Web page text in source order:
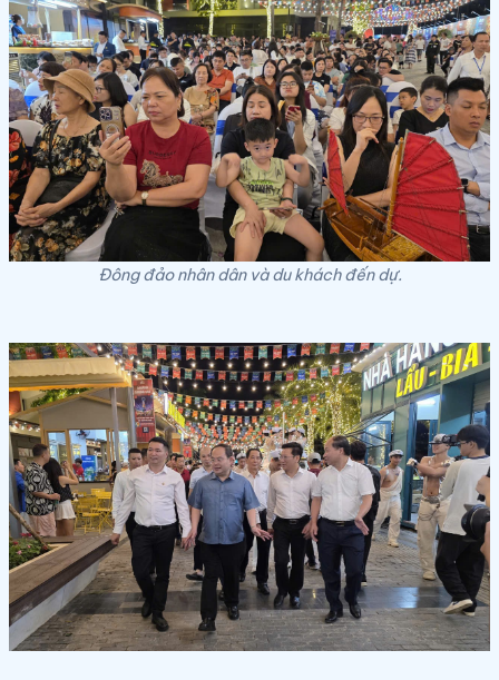
Đông đảo nhân dân và du khách đến dự.